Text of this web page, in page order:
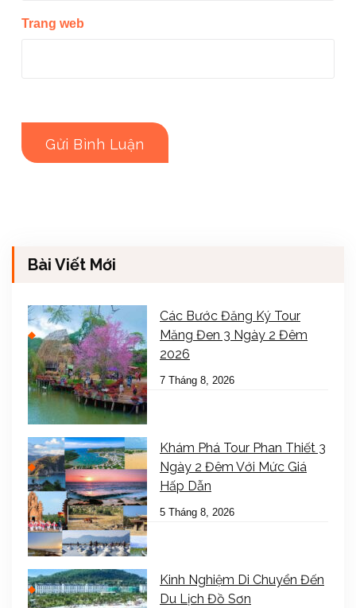
Trang web
Bài Viết Mới
Các Bước Đăng Ký Tour
Măng Đen 3 Ngày 2 Đêm
2026
7 Tháng 8, 2026
Khám Phá Tour Phan Thiết 3
Ngày 2 Đêm Với Mức Giá
Hấp Dẫn
5 Tháng 8, 2026
Kinh Nghiệm Di Chuyển Đến
Du Lịch Đồ Sơn